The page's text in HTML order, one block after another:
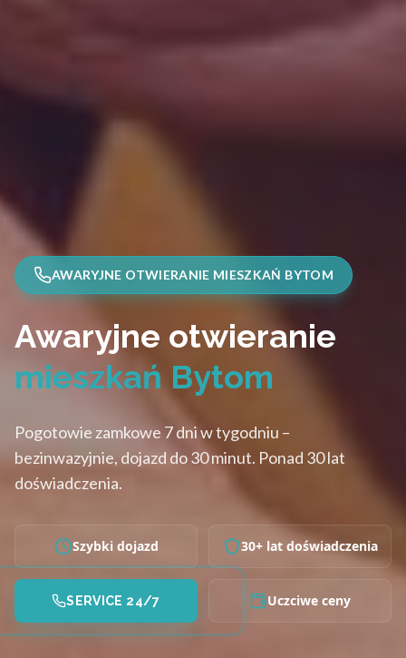
AWARYJNE OTWIERANIE MIESZKAŃ BYTOM
Awaryjne otwieranie
mieszkań Bytom
Pogotowie zamkowe 7 dni w tygodniu –
bezinwazyjnie, dojazd do 30 minut. Ponad 30 lat
doświadczenia.
Szybki dojazd 30+ lat doświadczenia
SERVICE 24/7 Uczciwe ceny